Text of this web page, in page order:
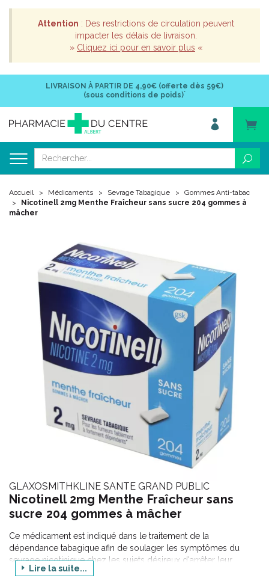
Attention : Des restrictions de circulation peuvent
impacter les délais de livraison.
» Cliquez ici pour en savoir plus «
LIVRAISON À PARTIR DE 4,90€ (offerte dès 59€)
(sous conditions de poids)*
Accueil Médicaments Sevrage Tabagique
Gommes Anti-tabac
Nicotinell 2mg Menthe Fraîcheur sans sucre 204 gommes à
mâcher
GLAXOSMITHKLINE SANTE GRAND PUBLIC
Nicotinell 2mg Menthe Fraîcheur sans
sucre 204 gommes à mâcher
Ce médicament est indiqué dans le traitement de la
dépendance tabagique afin de soulager les symptômes du
sevrage nicotinique chez les sujets désireux d'arrêter leur
consommation de tabac. Une prise en charge adaptée améliore
Lire la suite...